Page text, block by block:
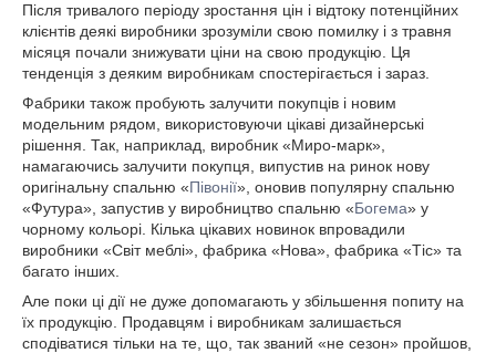
Після тривалого періоду зростання цін і відтоку потенційних
клієнтів деякі виробники зрозуміли свою помилку і з травня
місяця почали знижувати ціни на свою продукцію. Ця
тенденція з деяким виробникам спостерігається і зараз.
Фабрики також пробують залучити покупців і новим
модельним рядом, використовуючи цікаві дизайнерські
рішення. Так, наприклад, виробник «Миро-марк»,
намагаючись залучити покупця, випустив на ринок нову
оригінальну спальню «Півонії», оновив популярну спальню
«Футура», запустив у виробництво спальню «Богема» у
чорному кольорі. Кілька цікавих новинок впровадили
виробники «Світ меблі», фабрика «Нова», фабрика «Тіс» та
багато інших.
Але поки ці дії не дуже допомагають у збільшення попиту на
їх продукцію. Продавцям і виробникам залишається
сподіватися тільки на те, що, так званий «не сезон» пройшов,